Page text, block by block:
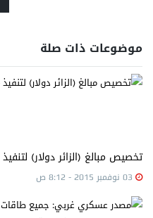
موضوعات ذات صلة
تخصيص مبالغ (الزائر دولار)